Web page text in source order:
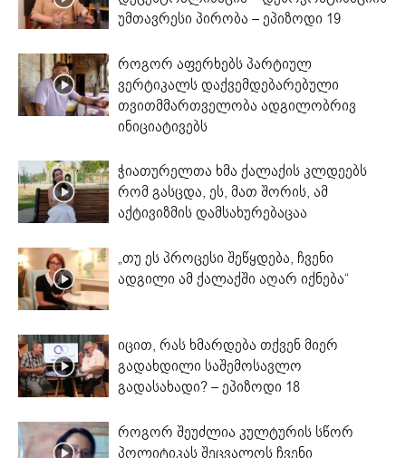
უმთავრესი პირობა – ეპიზოდი 19
როგორ აფერხებს პარტიულ
ვერტიკალს დაქვემდებარებული
თვითმმართველობა ადგილობრივ
ინიციატივებს
ჭიათურელთა ხმა ქალაქის კლდეებს
რომ გასცდა, ეს, მათ შორის, ამ
აქტივიზმის დამსახურებაცაა
„თუ ეს პროცესი შეწყდება, ჩვენი
ადგილი ამ ქალაქში აღარ იქნება“
იცით, რას ხმარდება თქვენ მიერ
გადახდილი საშემოსავლო
გადასახადი? – ეპიზოდი 18
როგორ შეუძლია კულტურის სწორ
პოლიტიკას შეცვალოს ჩვენი